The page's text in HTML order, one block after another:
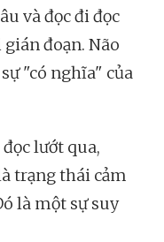
và đọc đi đọc
đoạn. Não
"có nghĩa" của
lướt qua,
trạng thái cảm
là một sự suy